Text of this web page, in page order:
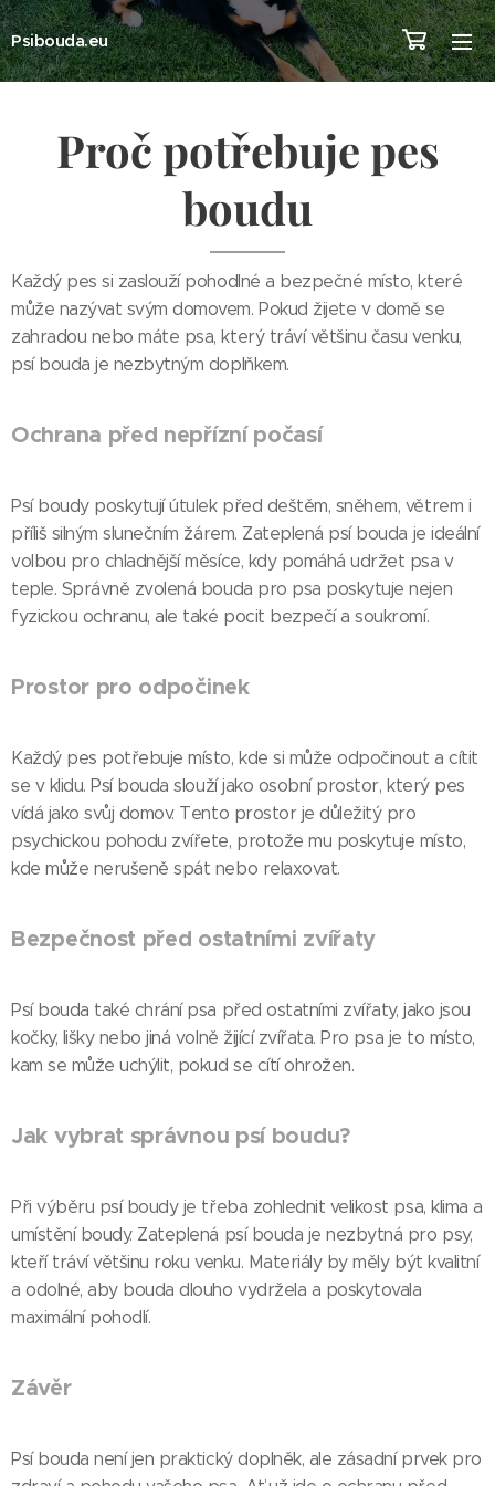
Psibouda.eu
Proč potřebuje pes
boudu
Každý pes si zaslouží pohodlné a bezpečné místo, které
může nazývat svým domovem. Pokud žijete v domě se
zahradou nebo máte psa, který tráví většinu času venku,
psí bouda je nezbytným doplňkem.
Ochrana před nepřízní počasí
Psí boudy poskytují útulek před deštěm, sněhem, větrem i
příliš silným slunečním žárem. Zateplená psí bouda je ideální
volbou pro chladnější měsíce, kdy pomáhá udržet psa v
teple. Správně zvolená bouda pro psa poskytuje nejen
fyzickou ochranu, ale také pocit bezpečí a soukromí.
Prostor pro odpočinek
Každý pes potřebuje místo, kde si může odpočinout a cítit
se v klidu. Psí bouda slouží jako osobní prostor, který pes
vídá jako svůj domov. Tento prostor je důležitý pro
psychickou pohodu zvířete, protože mu poskytuje místo,
kde může nerušeně spát nebo relaxovat.
Bezpečnost před ostatními zvířaty
Psí bouda také chrání psa před ostatními zvířaty, jako jsou
kočky, lišky nebo jiná volně žijící zvířata. Pro psa je to místo,
kam se může uchýlit, pokud se cítí ohrožen.
Jak vybrat správnou psí boudu?
Při výběru psí boudy je třeba zohlednit velikost psa, klima a
umístění boudy. Zateplená psí bouda je nezbytná pro psy,
kteří tráví většinu roku venku. Materiály by měly být kvalitní
a odolné, aby bouda dlouho vydržela a poskytovala
maximální pohodlí.
Závěr
Psí bouda není jen praktický doplněk, ale zásadní prvek pro